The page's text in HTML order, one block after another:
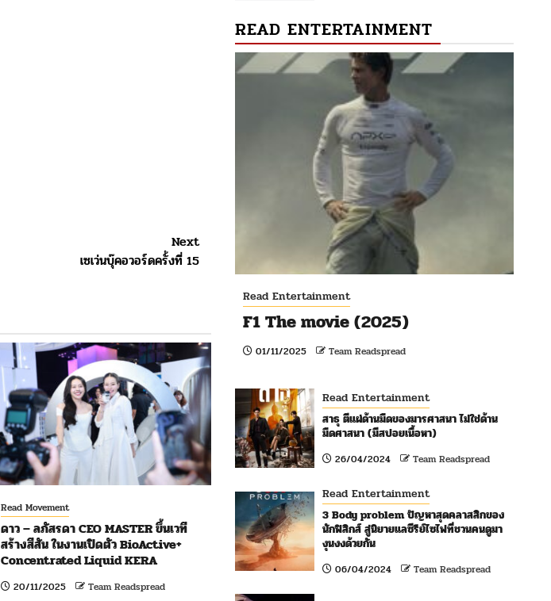
Next
เซเว่นบุ๊คอวอร์ดครั้งที่ 15
Read Movement
ดาว – ลภัสรดา CEO MASTER ขึ้นเวที
สร้างสีสัน ในงานเปิดตัว BioActive+
Concentrated Liquid KERA
20/11/2025 Team Readspread
READ ENTERTAINMENT
Read Entertainment
F1 The movie (2025)
01/11/2025 Team Readspread
Read Entertainment
สาธุ ตีแผ่ด้านมืดของมารศาสนา ไม่ใช่ด้าน
มืดศาสนา (มีสปอยเนื้อหา)
26/04/2024 Team Readspread
Read Entertainment
3 Body problem ปัญหาสุดคลาสสิกของ
นักฟิสิกส์ สู่นิยายแลซีรีย์ไซไฟที่ชวนคนดูมา
งุนงงด้วยกัน
06/04/2024 Team Readspread